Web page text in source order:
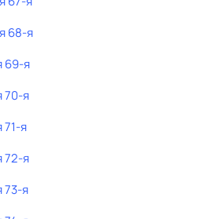
68-я
69-я
70-я
71-я
72-я
73-я